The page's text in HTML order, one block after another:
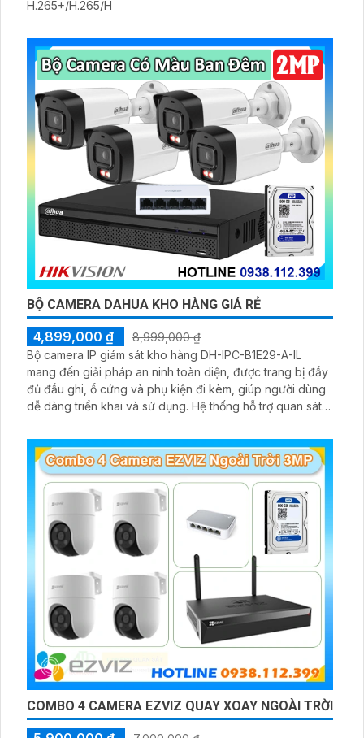
H.265+/H.265/H
BỘ CAMERA DAHUA KHO HÀNG GIÁ RẺ
4,899,000 ₫
8,999,000 ₫
Bộ camera IP giám sát kho hàng DH-IPC-B1E29-A-IL
mang đến giải pháp an ninh toàn diện, được trang bị đầy
đủ đầu ghi, ổ cứng và phụ kiện đi kèm, giúp người dùng
dễ dàng triển khai và sử dụng. Hệ thống hỗ trợ quan sát
LED ánh sáng trắng, cùng khả năng phát hiện chuyển
động thông minh, giúp đảm bảo an toàn tuyệt đối cho
khu vực kho hàng
COMBO 4 CAMERA EZVIZ QUAY XOAY NGOÀI TRỜI